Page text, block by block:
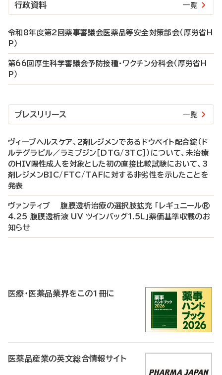
行政資料 一覧
令和8年度第2回薬事審議会医薬品等安全対策部会（厚労省H
P）
第66回厚生科学審議会予防接種・ワクチン分科会（厚労省H
P）
プレスリリース 一覧
ヴィーブヘルスケア、2剤レジメンであるドウベイト配合錠（ド
ルテグラビル／ラミブジン［DTG/3TC］）について、未治療
のHIV陽性成人を対象とした初の直接比較試験において、3
剤レジメンBIC/FTC/TAFに対する非劣性を示したことを
発表
ヴァンティブ 腹膜透析治療の選択肢拡充 「レギュニール®
4.25 腹膜透析液 UV ツインバッグ1.5L」薬価基準収載のお
知らせ
医療・医薬品業界をこの1冊に
医薬品産業の英文総合情報サイト